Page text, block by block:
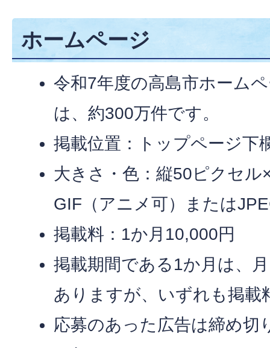
ホームページ
令和7年度の高島市ホーム
は、約300万件です。
掲載位置：トップページ下
大きさ・色：縦50ピクセル
GIF（アニメ可）または
掲載料：1か月10,000円
掲載期間である1か月は、
ありますが、いずれも掲載
応募のあった広告は締め切